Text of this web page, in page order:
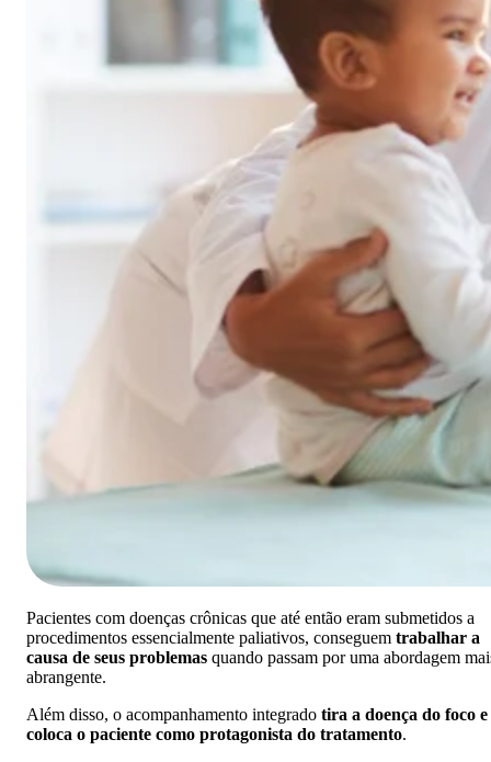
Pacientes com doenças crônicas que até então eram submetidos a
procedimentos essencialmente paliativos, conseguem trabalhar a
causa de seus problemas quando passam por uma abordagem
abrangente.
Além disso, o acompanhamento integrado tira a doença do foco e
coloca o paciente como protagonista do tratamento.